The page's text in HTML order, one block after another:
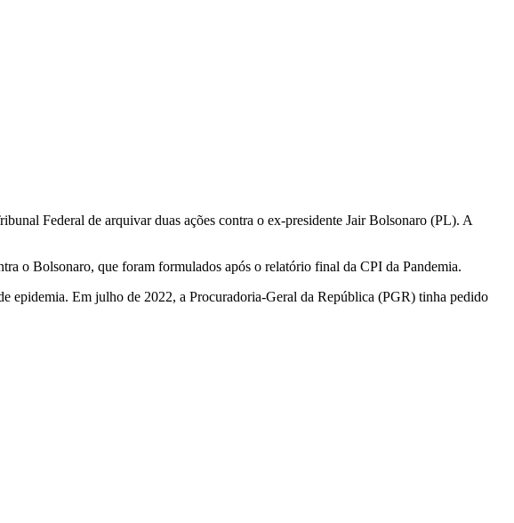
Federal de arquivar duas ações contra o ex-presidente Jair Bolsonaro (PL). A
o Bolsonaro, que foram formulados após o relatório final da CPI da Pandemia.
epidemia. Em julho de 2022, a Procuradoria-Geral da República (PGR) tinha pedido